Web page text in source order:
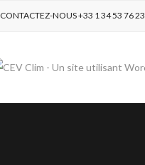
CONTACTEZ-NOUS +33 1 34 53 76 23